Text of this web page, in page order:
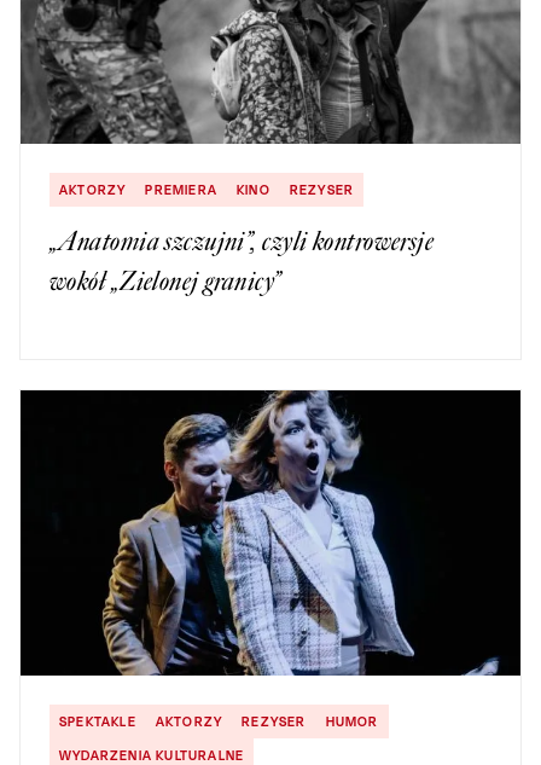
AKTORZY PREMIERA KINO REZYSER
„Anatomia szczujni”, czyli kontrowersje
wokół „Zielonej granicy”
SPEKTAKLE AKTORZY REZYSER
HUMOR
WYDARZENIA KULTURALNE